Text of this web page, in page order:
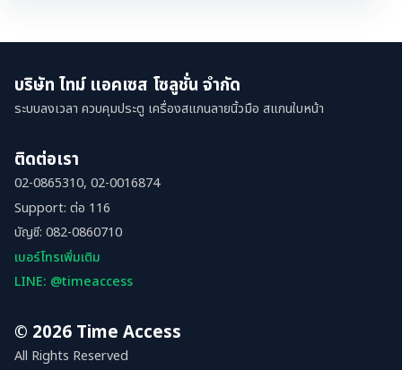
บริษัท ไทม์ แอคเซส โซลูชั่น จำกัด
ระบบลงเวลา ควบคุมประตู เครื่องสแกนลายนิ้วมือ สแกนใบหน้า
ติดต่อเรา
02-0865310, 02-0016874
Support: ต่อ 116
บัญชี: 082-0860710
เบอร์โทรเพิ่มเติม
LINE: @timeaccess
© 2026 Time Access
All Rights Reserved